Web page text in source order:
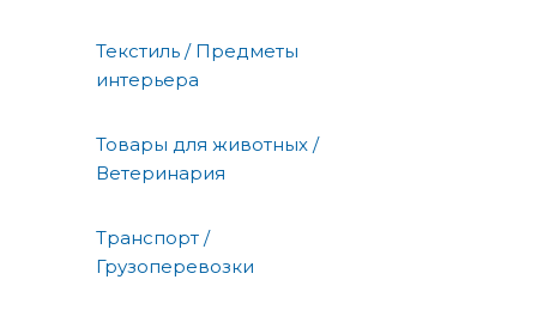
Текстиль / Предметы
интерьера
Товары для животных /
Ветеринария
Транспорт /
Грузоперевозки